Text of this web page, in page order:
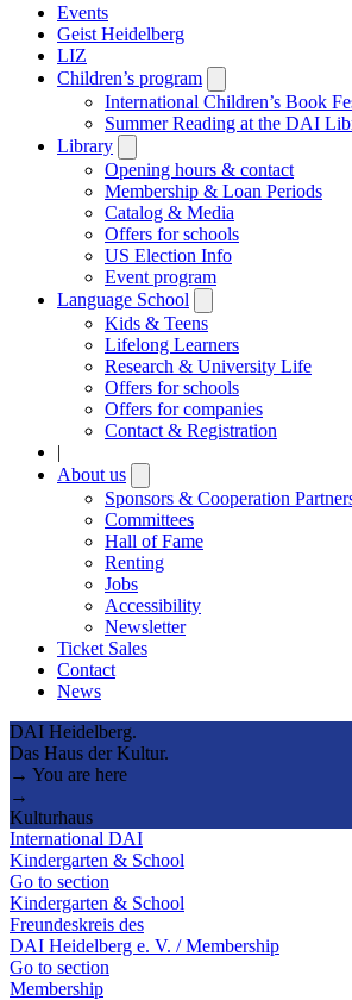
Events
Geist Heidelberg
LIZ
Children’s program
submenu
International Children’s Book
Summer Reading at the DAI
Library
submenu
Opening hours & contact
Membership & Loan Periods
Catalog & Media
Offers for schools
US Election Info
Event program
Language School
submenu
Kids & Teens
Lifelong Learners
Research & University Life
Offers for schools
Offers for companies
Contact & Registration
|
About us
submenu
Sponsors & Cooperation
Committees
Hall of Fame
Renting
Jobs
Accessibility
Newsletter
Ticket Sales
Contact
News
DAI Heidelberg.
Das Haus der Kultur.
→ You are here
→
Kulturhaus
International DAI
Kindergarten & School
Go to section
Kindergarten & School
Freundeskreis des
DAI Heidelberg e. V. / Membership
Go to section
Membership